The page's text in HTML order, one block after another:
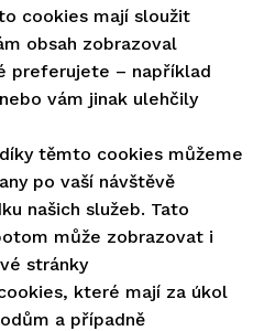
cookies mají sloužit
obsah zobrazoval
preferujete – například
vám jinak ulehčily
těmto cookies můžeme
po vaší návštěvě
našich služeb. Tato
může zobrazovat i
stránky
které mají za úkol
a případně